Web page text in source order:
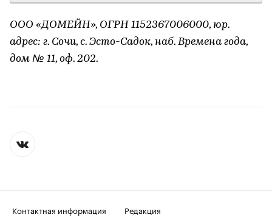
ООО «ДОМЕЙН», ОГРН 1152367006000, юр.
адрес: г. Сочи, с. Эсто-Садок, наб. Времена года,
дом № 11, оф. 202.
Контактная информация
Редакция